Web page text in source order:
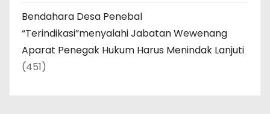
Bendahara Desa Penebal
“Terindikasi”menyalahi Jabatan Wewenang
Aparat Penegak Hukum Harus Menindak Lanjuti
(451)